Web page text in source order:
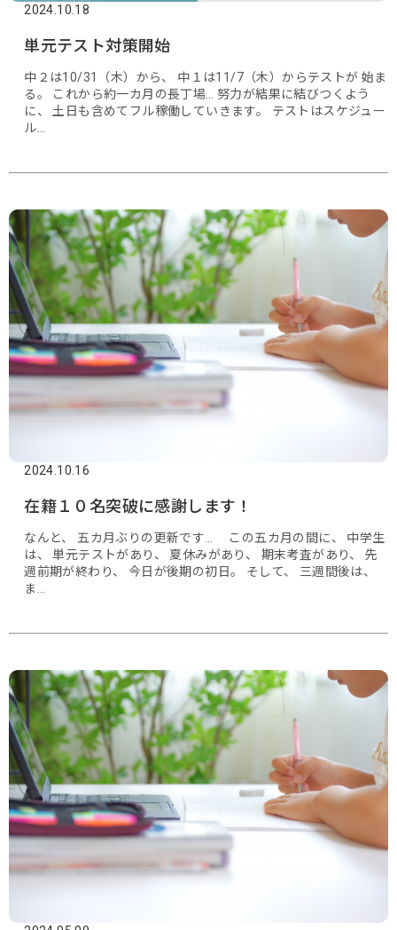
2024.10.18
単元テスト対策開始
中２は10/31（木）から、 中１は11/7（木）からテストが 始ま
る。 これから約一カ月の長丁場… 努力が結果に結びつくよう
に、 土日も含めてフル稼働していきます。 テストはスケジュー
ル…
2024.10.16
在籍１０名突破に感謝します！
なんと、 五カ月ぶりの更新です… この五カ月の間に、 中学生
は、 単元テストがあり、 夏休みがあり、 期末考査があり、 先
週前期が終わり、 今日が後期の初日。 そして、 三週間後は、
ま…